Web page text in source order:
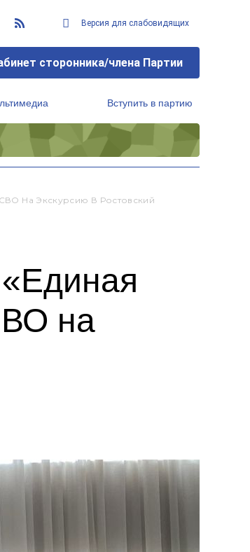
Версия для слабовидящих
сторонника/члена Партии
Вступить в партию
На Экскурсию В Ростовский
на